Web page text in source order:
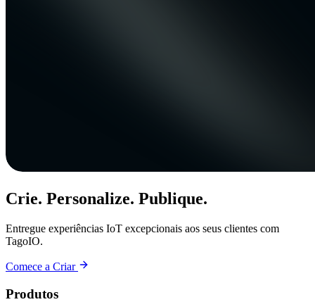
Crie. Personalize. Publique.
Entregue experiências IoT excepcionais aos seus clientes com
TagoIO.
Comece a Criar
Produtos